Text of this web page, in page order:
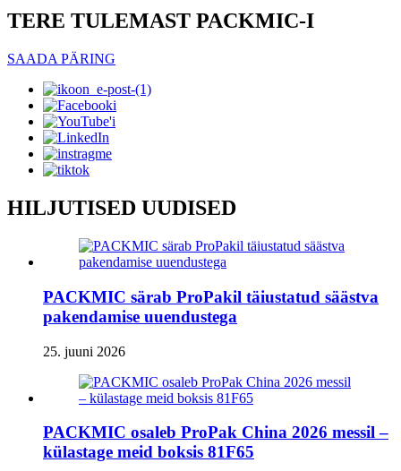
TERE TULEMAST PACKMIC-I
SAADA PÄRING
HILJUTISED UUDISED
PACKMIC särab ProPakil täiustatud säästva
pakendamise uuendustega
25. juuni 2026
PACKMIC osaleb ProPak China 2026 messil –
külastage meid boksis 81F65